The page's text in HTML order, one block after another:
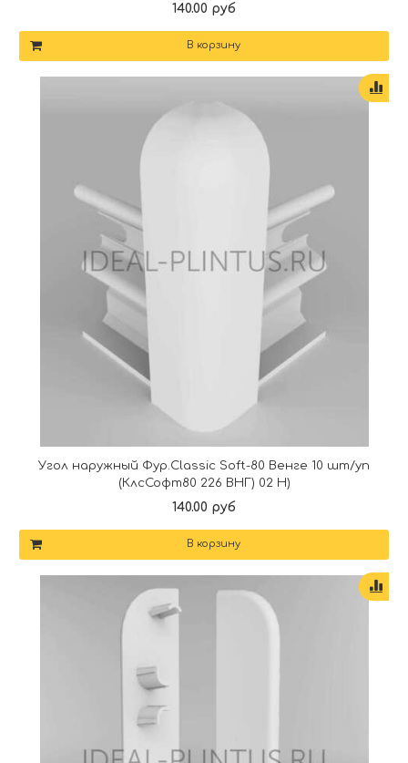
140.00 руб
В корзину
Угол наружный Фур.Classic Soft-80 Венге 10 шт/уп
(КлсСофт80 226 ВНГ) 02 Н)
140.00 руб
В корзину